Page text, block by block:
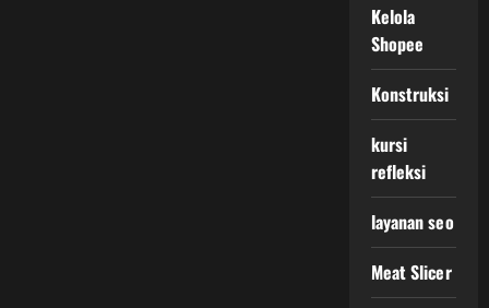
Kelola
Shopee
Konstruksi
kursi
refleksi
layanan seo
Meat Slicer